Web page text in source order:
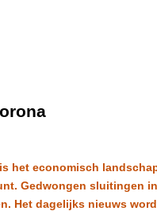
het economisch
Gedwongen sluitingen
Het dagelijks nieuws